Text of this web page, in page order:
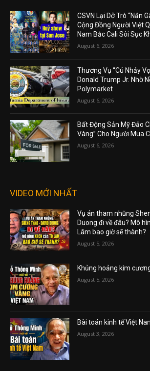
CSVN Lại Dở Trò “Nắn
Cộng Đồng Người Việt
Nam Bắc Cali Sôi Sục
August 6, 2026
Thương Vụ “Cú Nhảy
Donald Trump Jr. Nhờ
Polymarket
August 6, 2026
Bất Động Sản Mỹ Đảo
Vàng” Cho Người Mua
August 6, 2026
VIDEO MỚI NHẤT
Vụ án tham nhũng
Duong đi về đâu? Mô
Lâm bao giờ sẽ thành?
August 5, 2026
Khủng hoảng kim
August 5, 2026
Bài toán kinh tế Việt
August 3, 2026